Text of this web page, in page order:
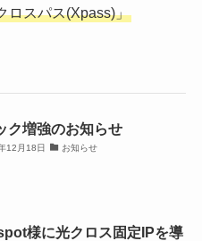
ロスパス(Xpass)」
ク増強のお知らせ
12月18日 お知らせ
様に光クロス固定IPを導